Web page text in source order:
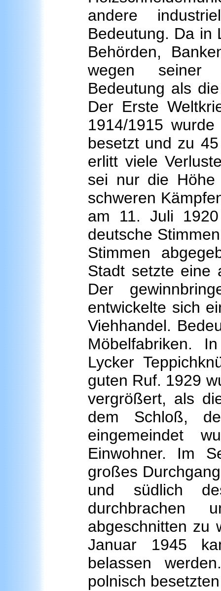
andere
Bedeutung. Da in
Behörden,
wegen seiner
Bedeutung als
Der Erste
1914/1915
besetzt und zu
erlitt viele
sei nur die Höhe
schweren
am 11. Juli
deutsche
Stimmen
Stadt setzte eine
Der
entwickelte sich
Viehhandel.
Möbelfabriken.
Lycker
guten Ruf. 1929
vergrößert, als
dem Schloß,
eingemeindet
Einwohner. Im
großes
und südlich
abgeschnitten zu
Januar 1945
belassen
polnisch